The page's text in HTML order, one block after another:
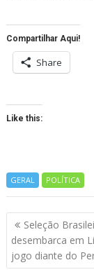
Compartilhar Aqui!
Share
Like this:
GERAL POLÍTICA
Navegação
de
artigos
Seleção
desembarca em
jogo diante do